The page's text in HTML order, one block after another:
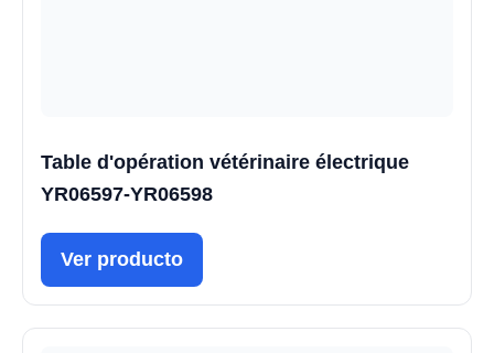
Table d'opération vétérinaire électrique
YR06597-YR06598
Ver producto